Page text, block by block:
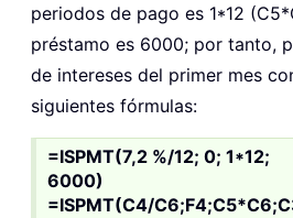
periodos de pago es 1*12
préstamo es 6000; por tanto,
de intereses del primer mes
siguientes fórmulas:
=ISPMT(7,2 %/12; 0; 1*12;
6000)
=ISPMT(C4/